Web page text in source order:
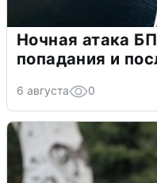
Ночная атака
попадания и
6 августа 0